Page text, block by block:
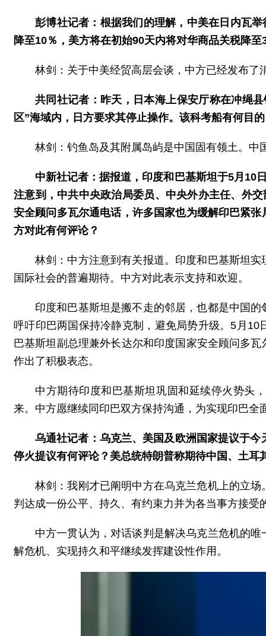
彭博社记者：根据我们的理解，中美在日内瓦
降至10％，美方将在初始90天内将对华商品关税降
林剑：关于中美经贸高层会谈，中方已经发布
共同社记者：昨天，日本海上保安厅称在冲绳
区”海域内，日方要求其停止操作。该科考船有何目
林剑：钓鱼岛及其附属岛屿是中国固有领土。
中新社记者：据报道，印度和巴基斯坦于5月10
注意到，中共中央政治局委员、中央外办主任、外
安全顾问多瓦尔通电话，许多国家也为缓解印巴紧
方对此有何评论？
林剑：中方注意到有关报道。印度和巴基斯坦
国际社会的普遍期待。中方对此表示支持和欢迎。
印度和巴基斯坦是搬不走的邻居，也都是中国
呼吁印巴两国保持冷静克制，避免局势升级。5月
巴基斯坦副总理兼外长达尔和印度国家安全顾问多
作出了积极表态。
中方期待印度和巴基斯坦巩固和延续停火势头
来。中方愿继续同印巴双方保持沟通，为实现印巴
乌通社记者：乌克兰、美国及欧洲国家提议于
停火提议有何评论？美总统特朗普称期待中国、土
林剑：我刚才已阐明中方在乌克兰危机上的立
判达成一份公平、持久、有约束力并为各当事方接
中方一贯认为，对话谈判是解决乌克兰危机的
解危机、实现持久和平继续发挥建设性作用。